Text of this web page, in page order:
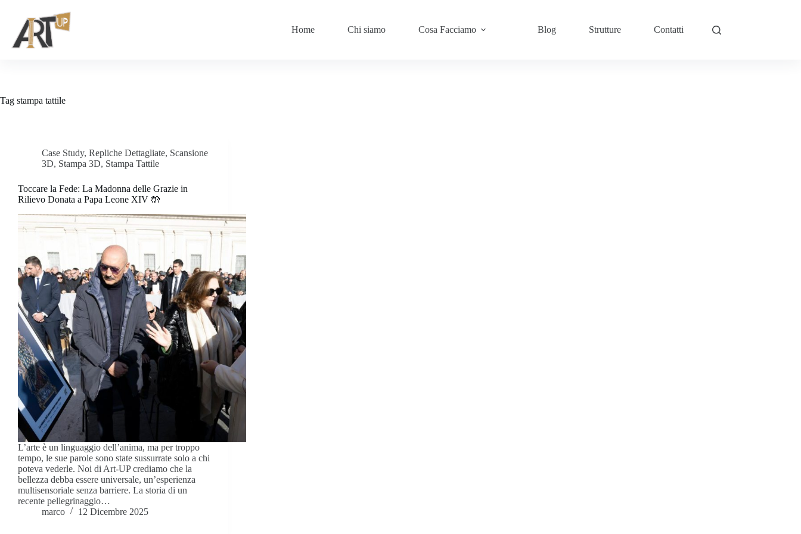
Home Chi siamo Cosa Facciamo Blog Strutture Contatti
Tag stampa tattile
Case Study, Repliche Dettagliate, Scansione
3D, Stampa 3D, Stampa Tattile
Toccare la Fede: La Madonna delle Grazie in
Rilievo Donata a Papa Leone XIV 🤲
L’arte è un linguaggio dell’anima, ma per troppo
tempo, le sue parole sono state sussurrate solo a chi
poteva vederle. Noi di Art-UP crediamo che la
bellezza debba essere universale, un’esperienza
multisensoriale senza barriere. La storia di un
recente pellegrinaggio…
marco
12 Dicembre 2025